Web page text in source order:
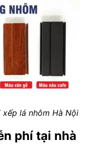
lá nhôm Hà Nội
phí tại nhà